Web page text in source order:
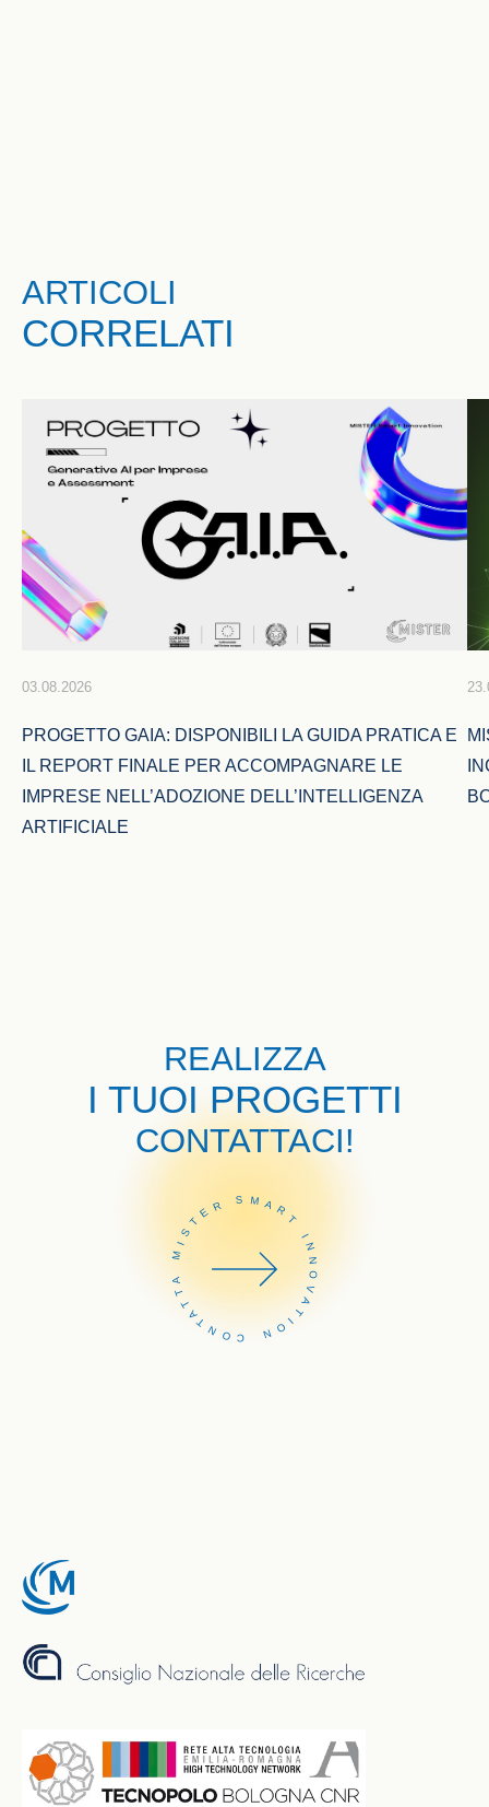
ARTICOLI
CORRELATI
03.08.2026
PROGETTO GAIA: DISPONIBILI LA GUIDA PRATICA E
IL REPORT FINALE PER ACCOMPAGNARE LE
IMPRESE NELL’ADOZIONE DELL’INTELLIGENZA
ARTIFICIALE
REALIZZA
I TUOI PROGETTI
CONTATTACI!
CONTATTA MISTER SMART INNOVATION